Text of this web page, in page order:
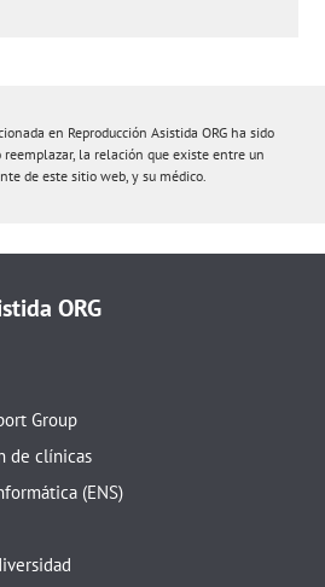
en Reproducción Asistida ORG ha sido
reemplazar, la relación que existe entre un
de este sitio web, y su médico.
ORG
Group
de clínicas
(ENS)